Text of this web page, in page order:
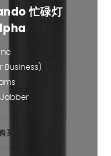
忙碌灯
Business)
买